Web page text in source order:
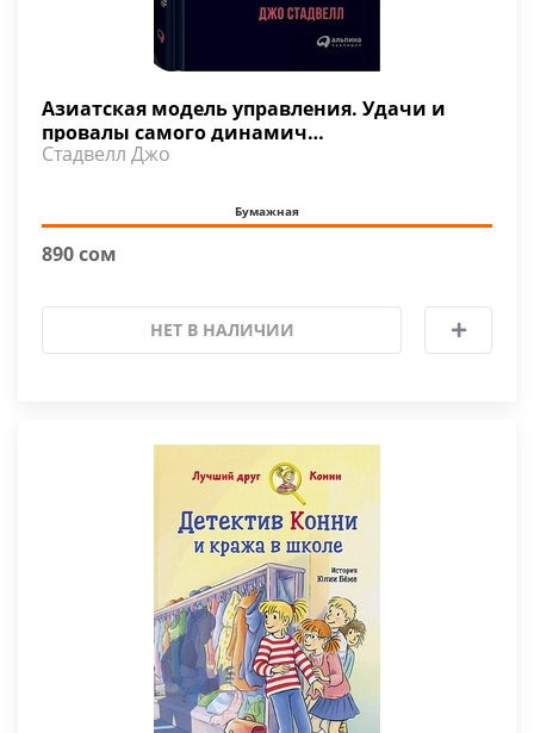
Азиатская модель управления. Удачи и
провалы самого динамич…
Стадвелл Джо
Бумажная
890 сом
НЕТ В НАЛИЧИИ